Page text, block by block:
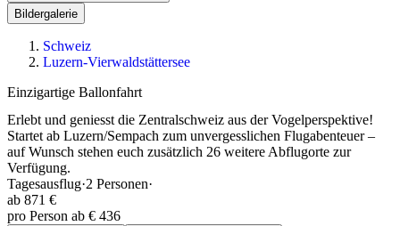
Bildergalerie
Schweiz
Luzern-Vierwaldstättersee
Einzigartige Ballonfahrt
Erlebt und geniesst die Zentralschweiz aus der Vogelperspektive!
Startet ab Luzern/Sempach zum unvergesslichen Flugabenteuer –
auf Wunsch stehen euch zusätzlich 26 weitere Abflugorte zur
Verfügung.
Tagesausflug·2 Personen·
ab 871 €
pro Person ab € 436